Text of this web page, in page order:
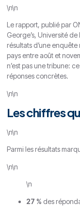
\n\n
Le rapport, publié par
George’s, Université
résultats d’une enquête
pays entre août et
n’est pas une tribune:
réponses concrètes.
\n\n
Les chiffres
\n\n
Parmi les résultats
\n\n
\n
27 % des